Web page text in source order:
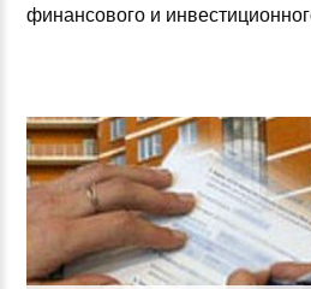
финансового и